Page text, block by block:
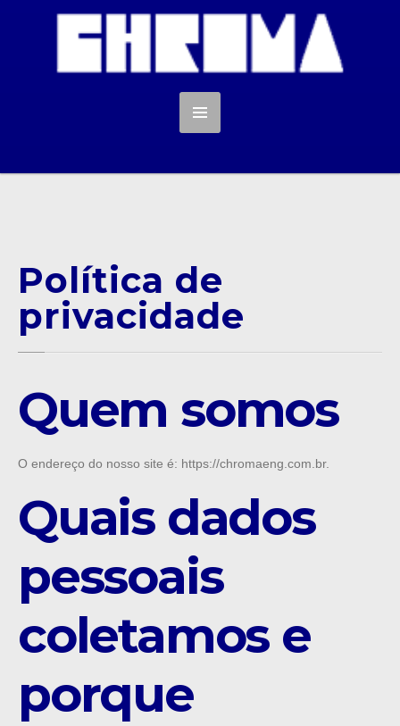
Política de
privacidade
Quem somos
O endereço do nosso site é: https://chromaeng.com.br.
Quais dados
pessoais
coletamos e
porque